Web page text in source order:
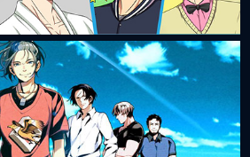
Seiyū Danshi